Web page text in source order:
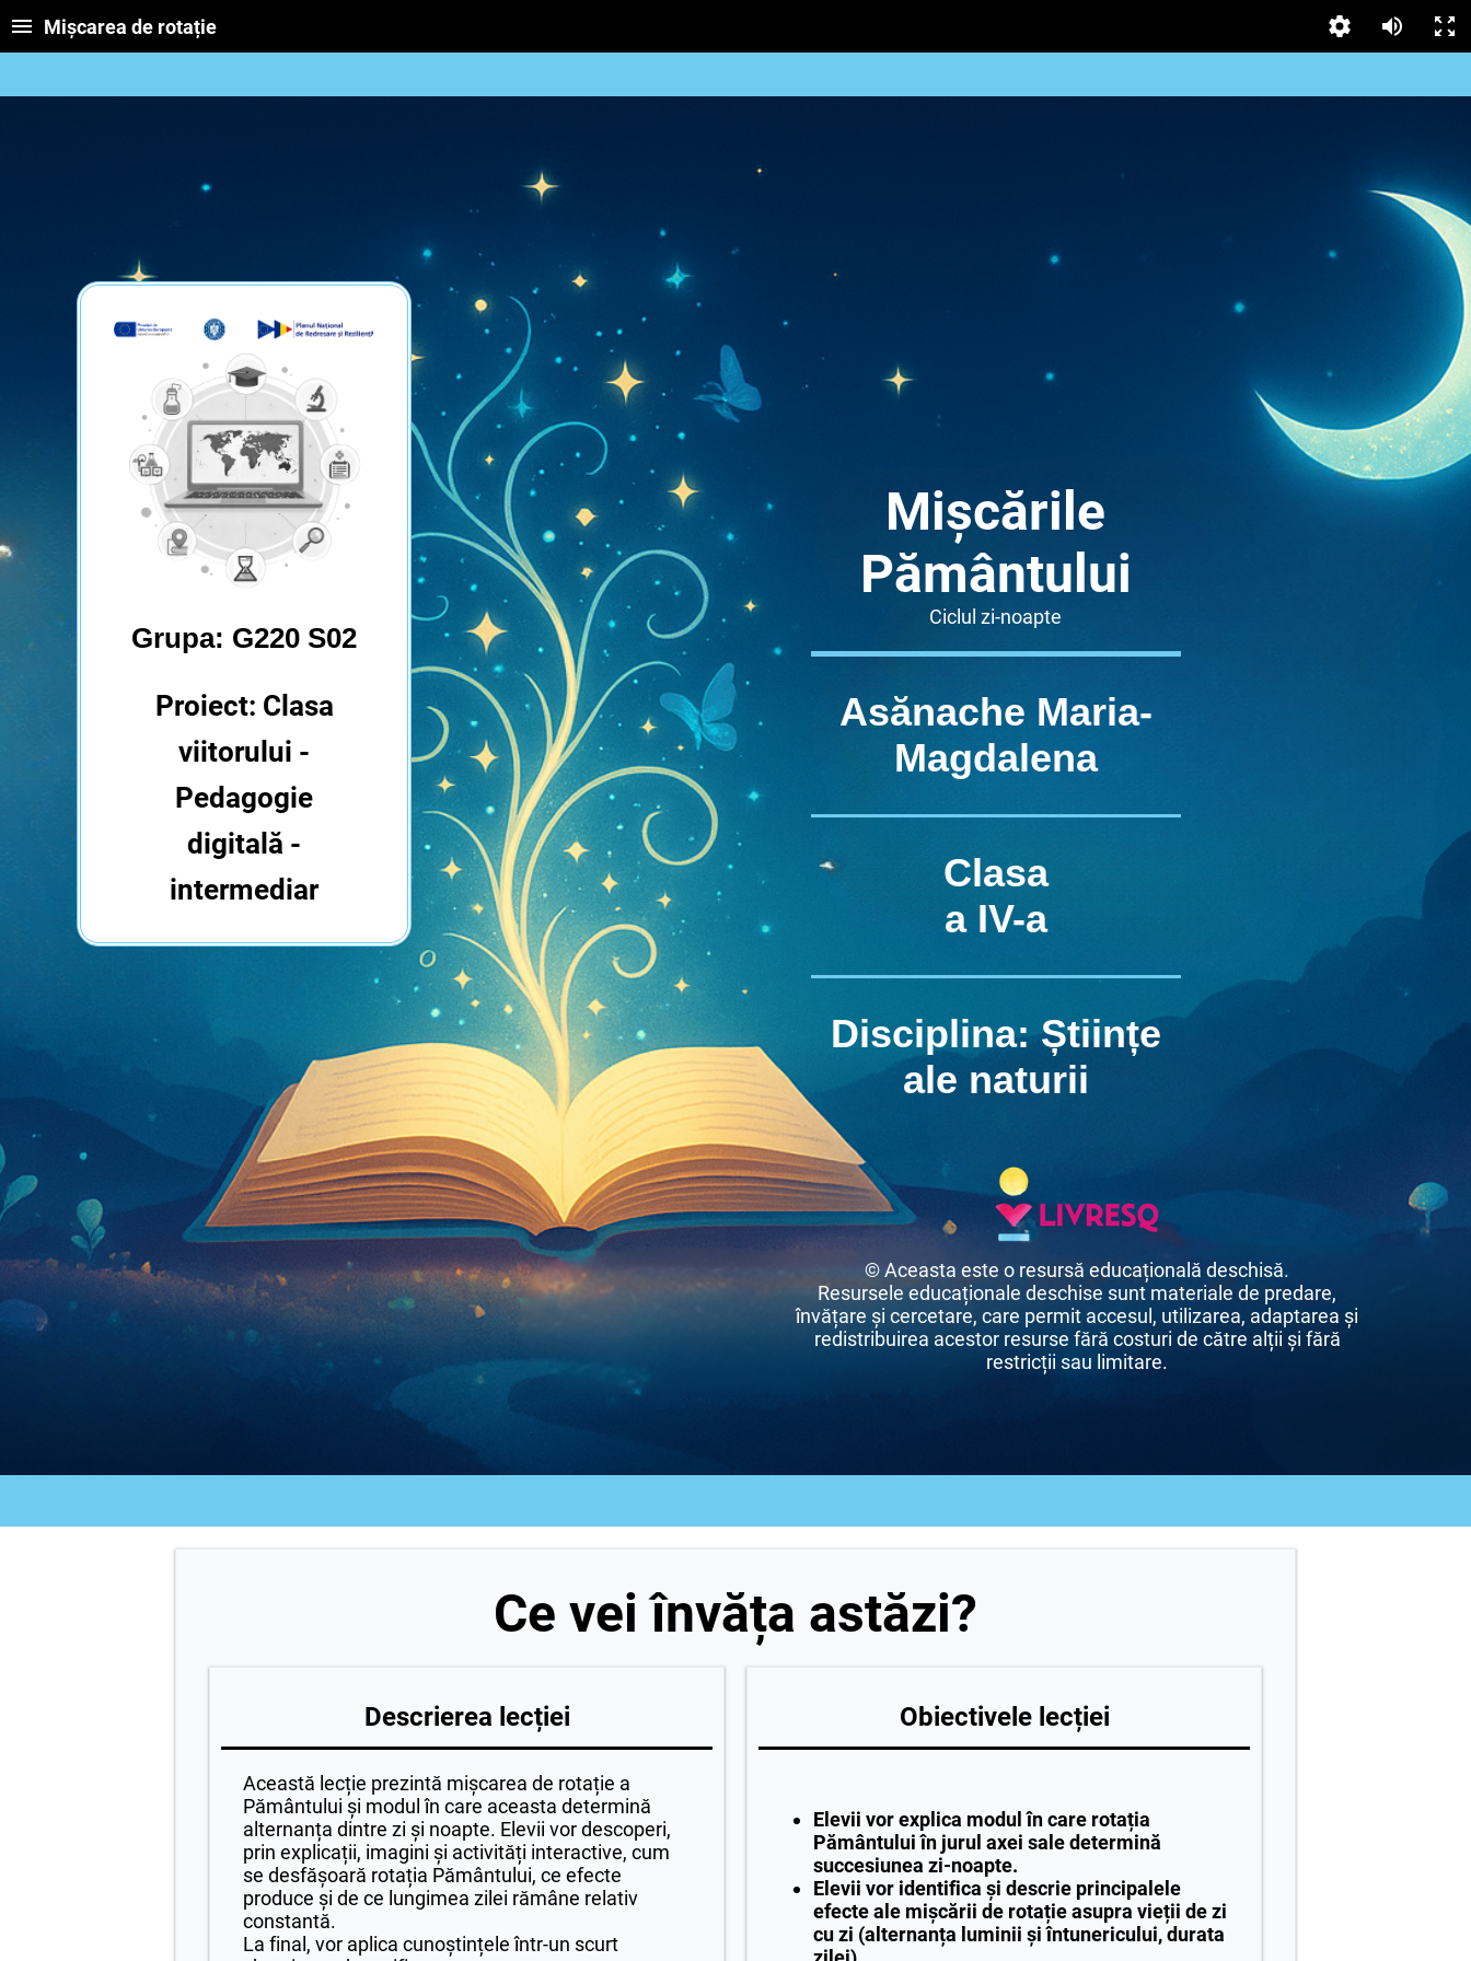
Mișcarea de rotație
Grupa: G220 S02
Proiect: Clasa
viitorului -
Pedagogie
digitală -
intermediar
Mișcările
Pământului
Ciclul zi-noapte
Asănache Maria-
Magdalena
Clasa
a IV-a
Disciplina: Științe
ale naturii
© Aceasta este o resursă educațională deschisă.
Resursele educaționale deschise sunt materiale de predare,
învățare și cercetare, care permit accesul, utilizarea, adaptarea și
redistribuirea acestor resurse fără costuri de către alții și fără
restricții sau limitare.
Ce vei învăța astăzi?
Descrierea lecției
Această lecție prezintă mișcarea de rotație a
Pământului și modul în care aceasta determină
alternanța dintre zi și noapte. Elevii vor descoperi,
prin explicații, imagini și activități interactive, cum
se desfășoară rotația Pământului, ce efecte
produce și de ce lungimea zilei rămâne relativ
constantă.
La final, vor aplica cunoștințele într-un scurt
Obiectivele lecției
Elevii vor explica modul în care rotația
Pământului în jurul axei sale determină
succesiunea zi-noapte.
Elevii vor identifica și descrie principalele
efecte ale mișcării de rotație asupra vieții de zi
cu zi (alternanța luminii și întunericului, durata